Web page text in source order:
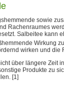
sowie
Rachenraumes
Salbeitee kann
Wirkung
wirken und die
über längere Zeit
Produkte zu
[1]